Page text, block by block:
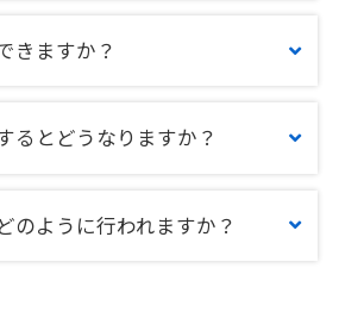
きますか？
るとどうなりますか？
のように行われますか？